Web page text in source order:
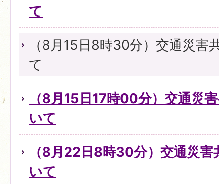
て
（8月15日8時30分）交通災害
て
（8月15日17時00分）交通災
いて
（8月22日8時30分）交通災
いて